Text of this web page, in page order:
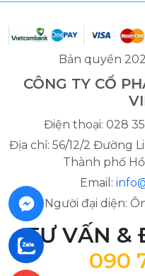
Bản quyền
CÔNG TY CỔ
Điện thoại: 028
Địa chỉ: 56/12/2 Đường
Thành phố
Email:
Người đại diện:
TƯ VẤN &
090